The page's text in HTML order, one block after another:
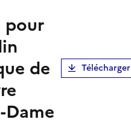
de
Télécharger